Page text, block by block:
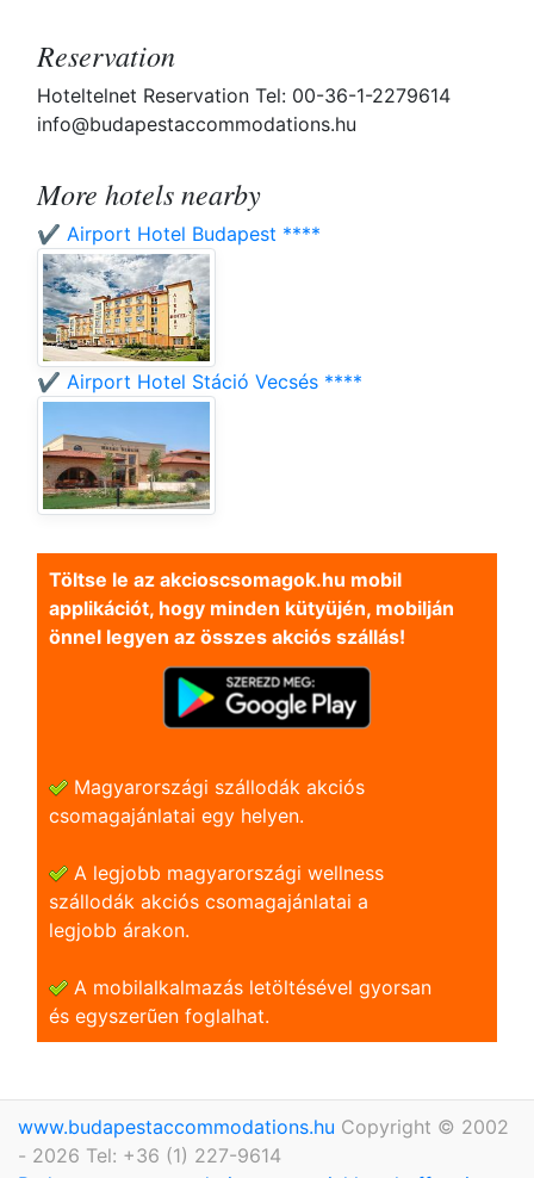
Reservation
Hoteltelnet Reservation Tel: 00-36-1-2279614
info@budapestaccommodations.hu
More hotels nearby
✔️ Airport Hotel Budapest ****
✔️ Airport Hotel Stáció Vecsés ****
Töltse le az akcioscsomagok.hu mobil
applikációt, hogy minden kütyüjén, mobilján
önnel legyen az összes akciós szállás!
Magyarországi szállodák akciós
csomagajánlatai egy helyen.
A legjobb magyarországi wellness
szállodák akciós csomagajánlatai a
legjobb árakon.
A mobilalkalmazás letöltésével gyorsan
és egyszerũen foglalhat.
www.budapestaccommodations.hu Copyright © 2002
- 2026 Tel: +36 (1) 227-9614